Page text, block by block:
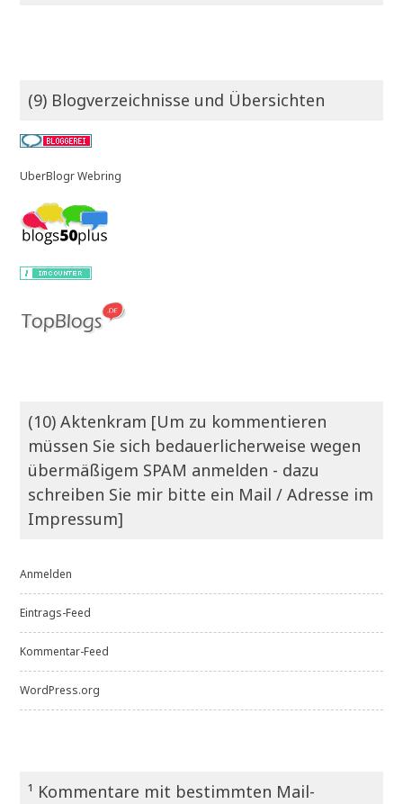
(9) Blogverzeichnisse und Übersichten
UberBlogr Webring
(10) Aktenkram [Um zu kommentieren
müssen Sie sich bedauerlicherweise wegen
übermäßigem SPAM anmelden - dazu
schreiben Sie mir bitte ein Mail / Adresse im
Impressum]
Anmelden
Eintrags-Feed
Kommentar-Feed
WordPress.org
¹ Kommentare mit bestimmten Mail-